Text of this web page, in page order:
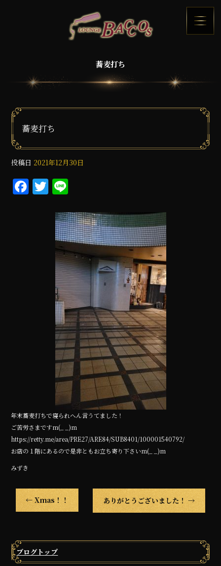
蕎麦打ち
蕎麦打ち
投稿日 2021年12月30日
F T
it
te
r
e
年末蕎麦打ちで寝られへん言うてました！
ご苦労さまですm(_ _)m
https://retty.me/area/PRE27/ARE84/SUB8401/100001540792/
お店の１階にあるので是非ともお立ち寄り下さいm(_ _)m
みずき
←Xmas！！ ありがとうございました！→
ブログトップ